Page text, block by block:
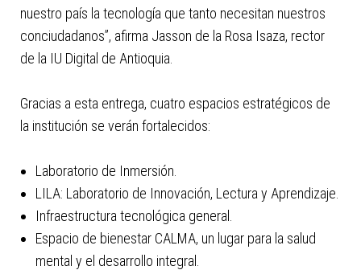
nuestro país la tecnología que tanto necesitan nuestros
conciudadanos”, afirma Jasson de la Rosa Isaza, rector
de la IU Digital de Antioquia.
Gracias a esta entrega, cuatro espacios estratégicos de
la institución se verán fortalecidos:
Laboratorio de Inmersión.
LILA: Laboratorio de Innovación, Lectura y Aprendizaje.
Infraestructura tecnológica general.
Espacio de bienestar CALMA, un lugar para la salud
mental y el desarrollo integral.